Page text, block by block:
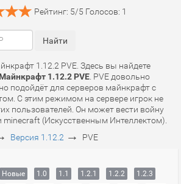
Рейтинг: 5/5 Голосов: 1
1.12.2 PVE. Здесь вы найдете
1.12.2 PVE . PVE довольно
подойдёт для серверов майнкрафт с
С этим режимом на сервере игрок не
пользователей. Он может вести войну
(Искусственным Интеллектом).
Версия 1.12.2 → PVE
Новые 1.0 1.1 1.2.1 1.2.2
1.2.3